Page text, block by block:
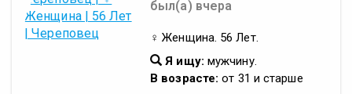
был(а) вчера
♀ Женщина. 56 Лет.
Я ищу: мужчину.
В возрасте: от 31 и старше